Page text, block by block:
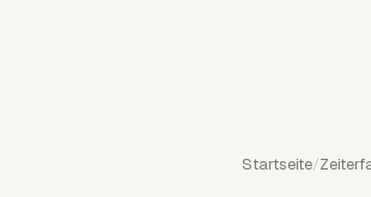
Startseite/